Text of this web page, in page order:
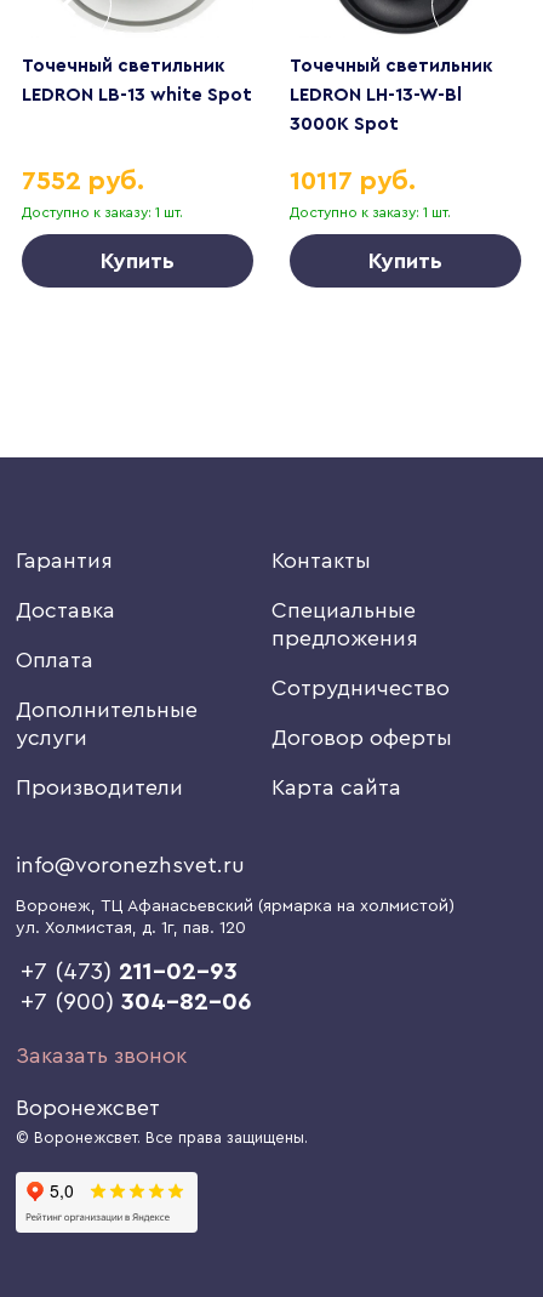
Точечный светильник
LEDRON LB-13 white Spot
Доступно к заказу: 1 шт.
7552 руб.
Купить
Точечный светильник
LEDRON LH-13-W-Bl
3000K Spot
Доступно к заказу: 1 шт.
10117 руб.
Купить
Гарантия
Доставка
Оплата
Дополнительные
услуги
Производители
Контакты
Специальные
предложения
Сотрудничество
Договор оферты
Карта сайта
info@voronezhsvet.ru
Воронеж, ТЦ Афанасьевский (ярмарка на холмистой)
ул. Холмистая, д. 1г, пав. 120
+7 (473) 211-02-93
+7 (900)304-82-06
Заказать звонок
Воронежсвет
© Воронежсвет. Все права защищены.